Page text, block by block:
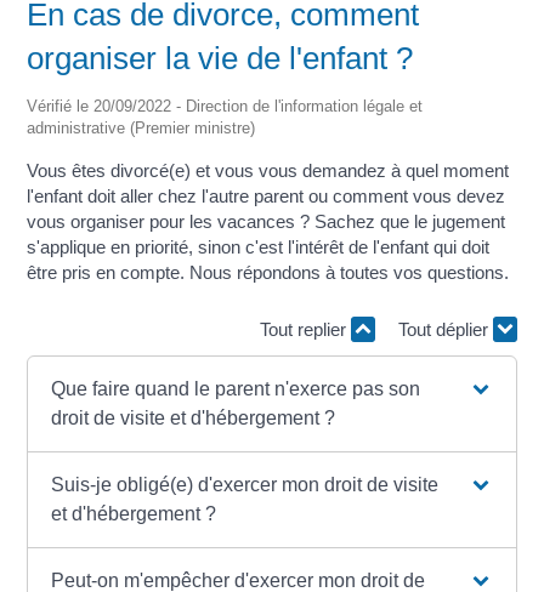
En cas de divorce, comment
organiser la vie de l'enfant ?
Vérifié le 20/09/2022 - Direction de l'information légale et
administrative (Premier ministre)
Vous êtes divorcé(e) et vous vous demandez à quel moment
l'enfant doit aller chez l'autre parent ou comment vous devez
vous organiser pour les vacances ? Sachez que le jugement
s'applique en priorité, sinon c'est l'intérêt de l'enfant qui doit
être pris en compte. Nous répondons à toutes vos questions.
Tout replier Tout déplier
Que faire quand le parent n'exerce pas son
droit de visite et d'hébergement ?
Suis-je obligé(e) d'exercer mon droit de visite
et d'hébergement ?
Peut-on m'empêcher d'exercer mon droit de